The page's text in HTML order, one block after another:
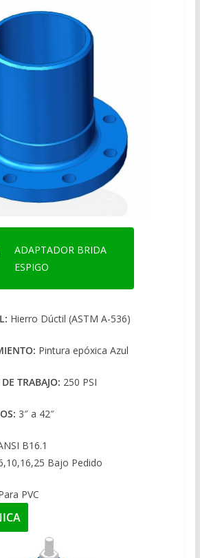
ADAPTADOR BRIDA
ESPIGO
Hierro Dúctil (ASTM A-536)
Pintura epóxica Azul
TRABAJO: 250 PSI
3″ a 42″
B16.1
Bajo Pedido
PVC